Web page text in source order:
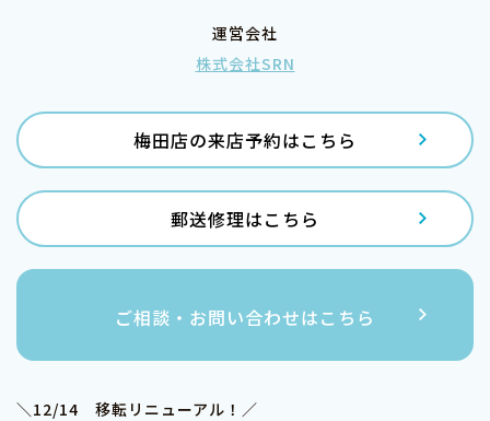
運営会社
株式会社SRN
梅田店の来店予約はこちら
郵送修理はこちら
ご相談・お問い合わせはこちら
＼12/14 移転リニューアル！／